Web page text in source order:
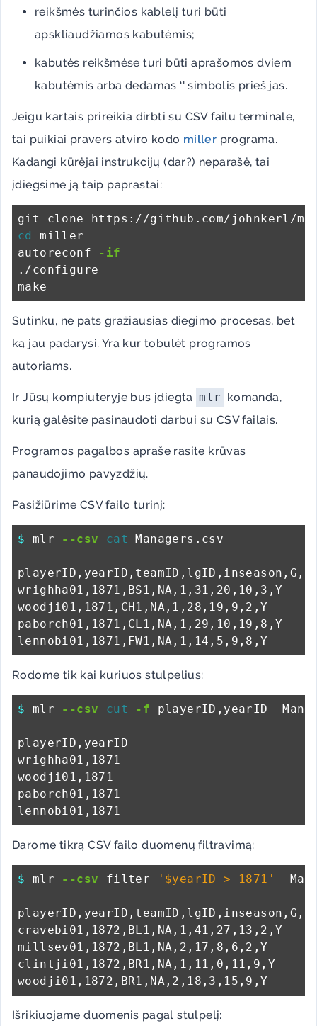
reikšmės turinčios kablelį turi būti
apskliaudžiamos kabutėmis;
kabutės reikšmėse turi būti aprašomos dviem
kabutėmis arba dedamas ‘' simbolis prieš jas.
Jeigu kartais prireikia dirbti su CSV failu terminale,
tai puikiai pravers atviro kodo miller programa.
Kadangi kūrėjai instrukcijų (dar?) neparašė, tai
įdiegsime ją taip paprastai:
cd miller
autoreconf -if
./configure
Sutinku, ne pats gražiausias diegimo procesas, bet
ką jau padarysi. Yra kur tobulėt programos
autoriams.
Ir Jūsų kompiuteryje bus įdiegta mlr komanda,
kurią galėsite pasinaudoti darbui su CSV failais.
Programos pagalbos apraše rasite krūvas
panaudojimo pavyzdžių.
Pasižiūrime CSV failo turinį:
$ mlr --csv cat Managers.csv
wrighha01,1871,BS1,NA,1,31,20,10,3,Y
woodji01,1871,CH1,NA,1,28,19,9,2,Y
paborch01,1871,CL1,NA,1,29,10,19,8,Y
Rodome tik kai kuriuos stulpelius:
$ mlr --csv cut -f playerID,yearID
playerID,yearID
wrighha01,1871
woodji01,1871
paborch01,1871
Darome tikrą CSV failo duomenų filtravimą:
$ mlr --csv filter '$yearID > 1871'
cravebi01,1872,BL1,NA,1,41,27,13,2,Y
millsev01,1872,BL1,NA,2,17,8,6,2,Y
clintji01,1872,BR1,NA,1,11,0,11,9,Y
Išrikiuojame duomenis pagal stulpelį: